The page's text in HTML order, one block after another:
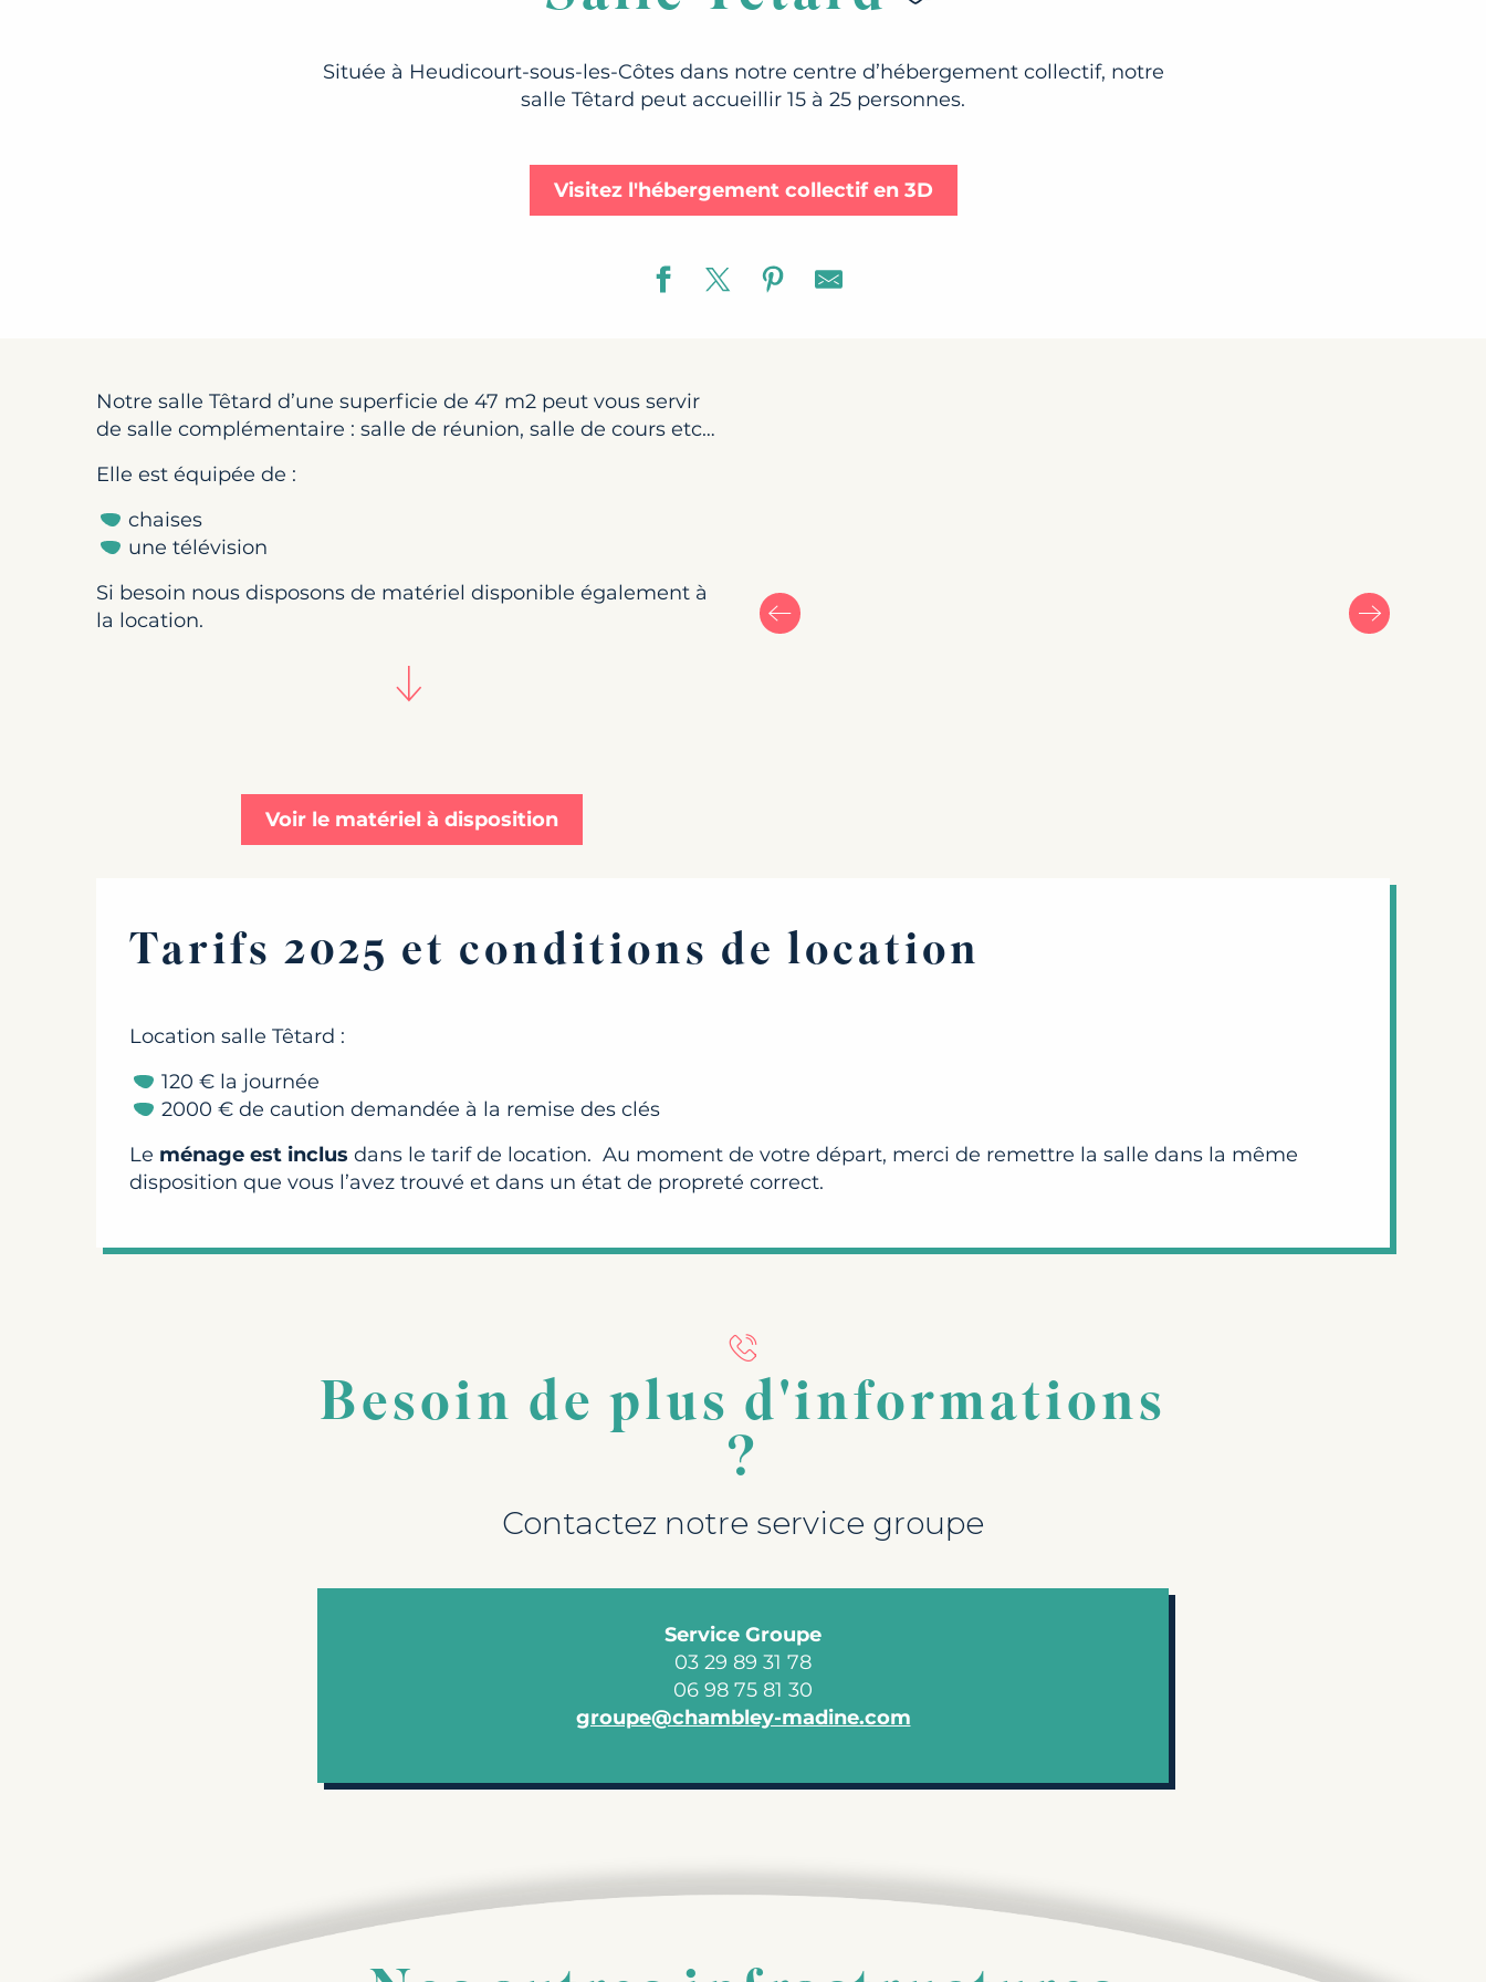
Située à Heudicourt-sous-les-Côtes dans notre centre d’hébergement collectif, notre
salle Têtard peut accueillir 15 à 25 personnes.
Visitez l'hébergement collectif en 3D
Notre salle Têtard d’une superficie de 47 m2 peut vous servir
de salle complémentaire : salle de réunion, salle de cours etc…
Elle est équipée de :
chaises
une télévision
Si besoin nous disposons de matériel disponible également à
la location.
Voir le matériel à disposition
Tarifs 2025 et conditions de location
Location salle Têtard :
120 € la journée
2000 € de caution demandée à la remise des clés
Le ménage est inclus dans le tarif de location. Au moment de votre départ, merci de remettre la salle dans la même
disposition que vous l’avez trouvé et dans un état de propreté correct.
Besoin de plus d'informations
?
Contactez notre service groupe
Service Groupe
03 29 89 31 78
06 98 75 81 30
groupe@chambley-madine.com